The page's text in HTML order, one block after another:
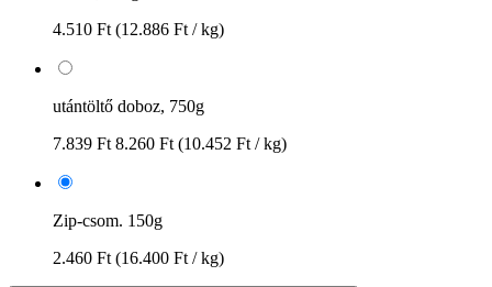
4.510 Ft (12.886 Ft / kg)
utántöltő doboz, 750g
7.839 Ft 8.260 Ft (10.452 Ft / kg)
Zip-csom. 150g
2.460 Ft (16.400 Ft / kg)